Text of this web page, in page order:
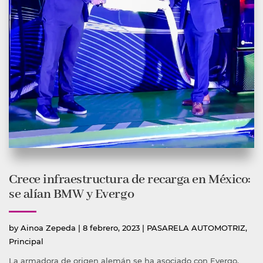
Crece infraestructura de recarga en México:
se alían BMW y Evergo
by Publicado
por
Ainoa Zepeda | 8 febrero, 2023 | Publicada
PASARELA AUTOMOTRIZ,
Principal
La armadora de origen alemán se ha asociado con Evergo,